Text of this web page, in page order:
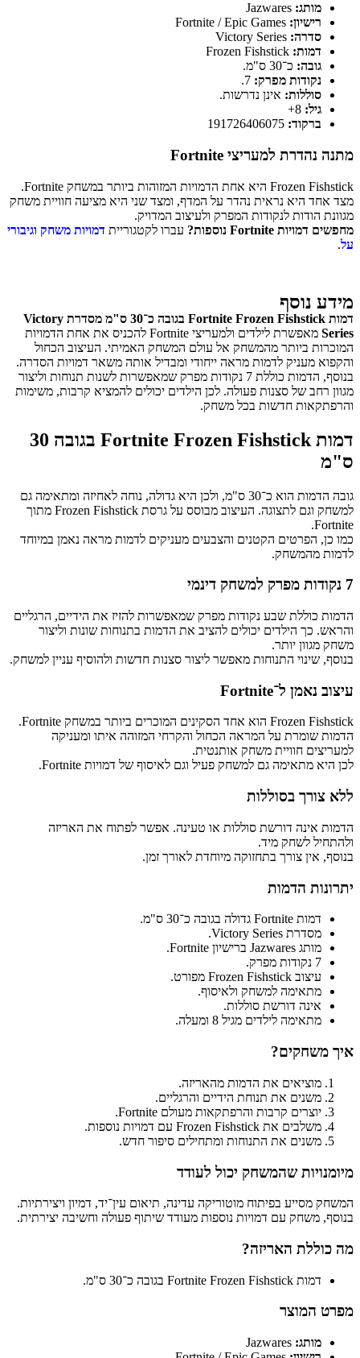
מותג:
רישיון:
סדרה:
דמות:
גובה: כ־30 ס"מ.
נקודות מפרק:
סוללות: אינן נדרשות.
גיל:
ברקוד:
מתנה נהדרת למעריצי Fortnite
Frozen Fishstick היא אחת הדמויות המזוהות ביותר במשחק Fortnite.
מצד אחד היא נראית נהדר על המדף, ומצד שני היא מציעה חוויית משחק
מגוונת הודות לנקודות המפרק ולעיצוב המדויק.
מחפשים דמויות Fortnite נוספות?
עברו לקטגוריית דמויות משחק וגיבורי
על.
מידע נוסף
דמות Fortnite Frozen Fishstick בגובה כ־30 ס"מ מסדרת Victory
Series
מאפשרת לילדים ולמעריצי Fortnite להכניס את אחת הדמויות
המוכרות ביותר מהמשחק אל עולם המשחק האמיתי. העיצוב הכחול
והקפוא מעניק לדמות מראה ייחודי ומבדיל אותה משאר דמויות הסדרה.
בנוסף, הדמות כוללת 7 נקודות מפרק שמאפשרות לשנות תנוחות וליצור
מגוון רחב של סצנות פעולה. לכן הילדים יכולים להמציא קרבות, משימות
והרפתקאות חדשות בכל משחק.
דמות Fortnite Frozen Fishstick בגובה 30
ס"מ
גובה הדמות הוא כ־30 ס"מ, ולכן היא גדולה, נוחה לאחיזה ומתאימה גם
למשחק וגם לתצוגה. העיצוב מבוסס על גרסת Frozen Fishstick מתוך
Fortnite.
כמו כן, הפרטים הקטנים והצבעים מעניקים לדמות מראה נאמן במיוחד
לדמות מהמשחק.
7 נקודות מפרק למשחק דינמי
הדמות כוללת שבע נקודות מפרק שמאפשרות להזיז את הידיים, הרגליים
והראש. כך הילדים יכולים להציב את הדמות בתנוחות שונות וליצור
משחק מגוון יותר.
בנוסף, שינוי התנוחות מאפשר ליצור סצנות חדשות ולהוסיף עניין למשחק.
עיצוב נאמן ל־Fortnite
Frozen Fishstick הוא אחד הסקינים המוכרים ביותר במשחק Fortnite.
הדמות שומרת על המראה הכחול והקרחי המזוהה איתו ומעניקה
למעריצים חוויית משחק אותנטית.
לכן היא מתאימה גם למשחק פעיל וגם לאיסוף של דמויות Fortnite.
ללא צורך בסוללות
הדמות אינה דורשת סוללות או טעינה. אפשר לפתוח את האריזה
ולהתחיל לשחק מיד.
בנוסף, אין צורך בתחזוקה מיוחדת לאורך זמן.
יתרונות הדמות
דמות Fortnite גדולה בגובה כ־30 ס"מ.
מסדרת Victory Series.
מותג Jazwares ברישיון Fortnite.
7 נקודות מפרק.
עיצוב Frozen Fishstick מפורט.
מתאימה למשחק ולאיסוף.
אינה דורשת סוללות.
מתאימה לילדים מגיל 8 ומעלה.
איך משחקים?
מוציאים את הדמות מהאריזה.
משנים את תנוחת הידיים והרגליים.
יוצרים קרבות והרפתקאות מעולם Fortnite.
משלבים את Frozen Fishstick עם דמויות נוספות.
משנים את התנוחות ומתחילים סיפור חדש.
מיומנויות שהמשחק יכול לעודד
המשחק מסייע בפיתוח מוטוריקה עדינה, תיאום עין־יד, דמיון ויצירתיות.
בנוסף, משחק עם דמויות נוספות מעודד שיתוף פעולה וחשיבה יצירתית.
מה כוללת האריזה?
דמות Fortnite Frozen Fishstick בגובה כ־30 ס"מ.
מפרט המוצר
מותג: